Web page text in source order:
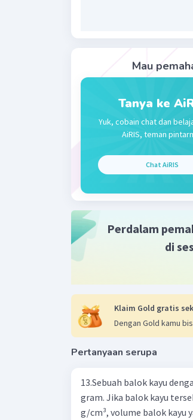
Qtotal = Q1 + Q2 +
= 1.000 + 40.000 +
= 49 kkal
Beri Rating·5.0(1
Mau
Tanya ke
Yuk, cobain chat dan
AiRIS, teman
Chat AiRIS
Perdalam
di
Klaim Gold gratis
Dengan Gold kamu
Pertanyaan serupa
13.Sebuah balok kayu
gram. Jika balok kayu
g/cm³, volume balok kayu